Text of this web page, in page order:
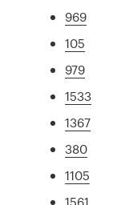
969
105
979
1533
1367
380
1105
1561